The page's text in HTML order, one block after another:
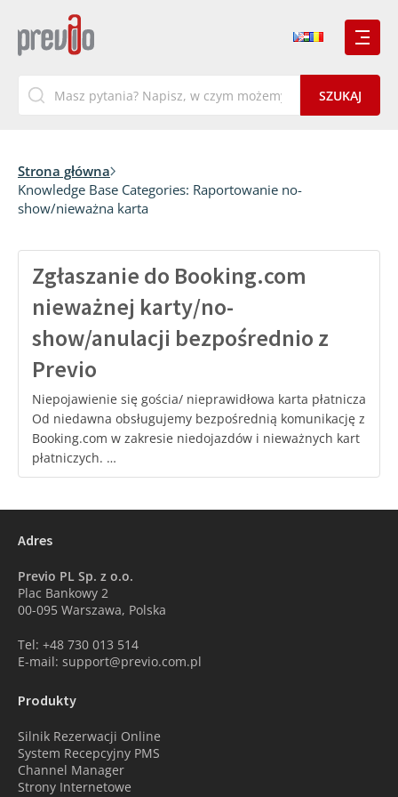
Strona główna
Knowledge Base Categories: Raportowanie no-
show/nieważna karta
Zgłaszanie do Booking.com
nieważnej karty/no-
show/anulacji bezpośrednio z
Previo
Niepojawienie się gościa/ nieprawidłowa karta płatnicza
Od niedawna obsługujemy bezpośrednią komunikację z
Booking.com w zakresie niedojazdów i nieważnych kart
płatniczych. …
Adres
Previo PL Sp. z o.o.
Plac Bankowy 2
00-095 Warszawa, Polska
Tel: +48 730 013 514
E-mail: support@previo.com.pl
Produkty
Silnik Rezerwacji Online
System Recepcyjny PMS
Channel Manager
Strony Internetowe